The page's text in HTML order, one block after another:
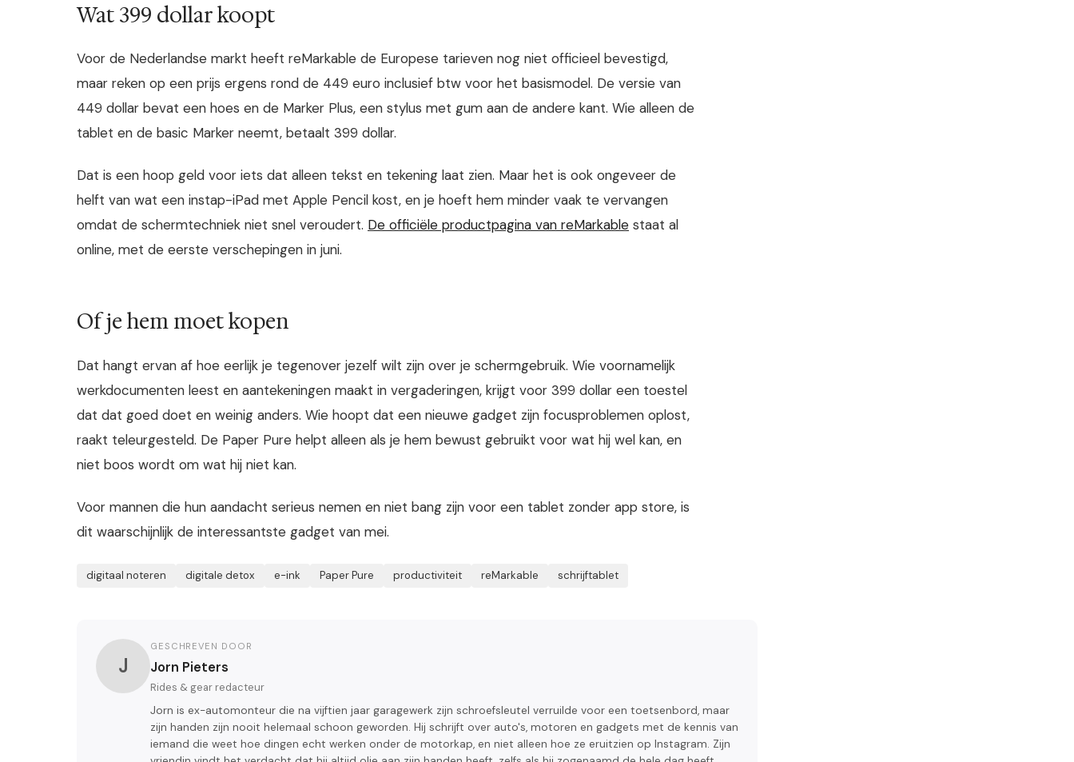
Wat 399 dollar koopt
Voor de Nederlandse markt heeft reMarkable de Europese tarieven nog niet officieel bevestigd,
maar reken op een prijs ergens rond de 449 euro inclusief btw voor het basismodel. De versie van
449 dollar bevat een hoes en de Marker Plus, een stylus met gum aan de andere kant. Wie alleen de
tablet en de basic Marker neemt, betaalt 399 dollar.
Dat is een hoop geld voor iets dat alleen tekst en tekening laat zien. Maar het is ook ongeveer de
helft van wat een instap-iPad met Apple Pencil kost, en je hoeft hem minder vaak te vervangen
omdat de schermtechniek niet snel veroudert. De officiële productpagina van reMarkable staat al
online, met de eerste verschepingen in juni.
Of je hem moet kopen
Dat hangt ervan af hoe eerlijk je tegenover jezelf wilt zijn over je schermgebruik. Wie voornamelijk
werkdocumenten leest en aantekeningen maakt in vergaderingen, krijgt voor 399 dollar een toestel
dat dat goed doet en weinig anders. Wie hoopt dat een nieuwe gadget zijn focusproblemen oplost,
raakt teleurgesteld. De Paper Pure helpt alleen als je hem bewust gebruikt voor wat hij wel kan, en
niet boos wordt om wat hij niet kan.
Voor mannen die hun aandacht serieus nemen en niet bang zijn voor een tablet zonder app store, is
dit waarschijnlijk de interessantste gadget van mei.
digitaal noteren digitale detox e-ink Paper Pure productiviteit reMarkable schrijftablet
J
GESCHREVEN DOOR
Jorn Pieters
Rides & gear redacteur
Jorn is ex-automonteur die na vijftien jaar garagewerk zijn schroefsleutel verruilde voor een toetsenbord, maar
zijn handen zijn nooit helemaal schoon geworden. Hij schrijft over auto's, motoren en gadgets met de kennis van
iemand die weet hoe dingen echt werken onder de motorkap, en niet alleen hoe ze eruitzien op Instagram. Zijn